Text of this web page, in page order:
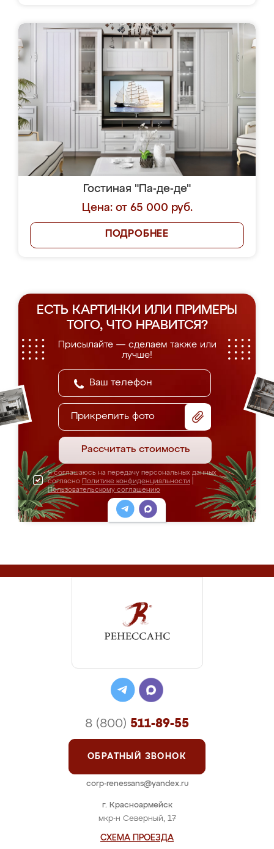
Гостиная "Па-де-де"
Цена: от 65 000 руб.
ПОДРОБНЕЕ
ЕСТЬ КАРТИНКИ ИЛИ ПРИМЕРЫ
ТОГО, ЧТО НРАВИТСЯ?
Присылайте — сделаем также или
лучше!
Прикрепить фото
Рассчитать стоимость
Я соглашаюсь на передачу персональных данных
согласно Политике конфиденциальности
Пользовательскому соглашению
г. Красноармейск
мкр-н Северный, 17
СХЕМА ПРОЕЗДА
8 (800) 511-89-55
ОБРАТНЫЙ ЗВОНОК
corp-renessans@yandex.ru